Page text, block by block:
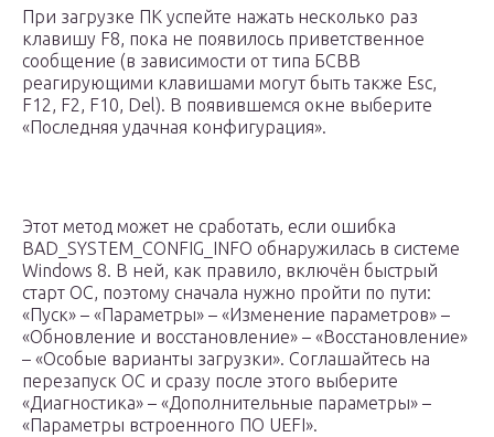
При загрузке ПК успейте нажать несколько раз
клавишу F8, пока не появилось приветственное
сообщение (в зависимости от типа БСВВ
реагирующими клавишами могут быть также Esc,
F12, F2, F10, Del). В появившемся окне выберите
«Последняя удачная конфигурация».
Этот метод может не сработать, если ошибка
BAD_SYSTEM_CONFIG_INFO обнаружилась в системе
Windows 8. В ней, как правило, включён быстрый
старт ОС, поэтому сначала нужно пройти по пути:
«Пуск» – «Параметры» – «Изменение параметров» –
«Обновление и восстановление» – «Восстановление»
– «Особые варианты загрузки». Соглашайтесь на
перезапуск ОС и сразу после этого выберите
«Диагностика» – «Дополнительные параметры» –
«Параметры встроенного ПО UEFI».